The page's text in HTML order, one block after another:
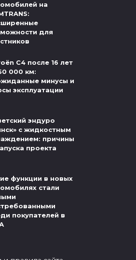
на
для
C4 после 16 лет
000 км:
минусы и
эксплуатации
эндуро
с жидкостным
причины
проекта
функции в новых
стали
покупателей в